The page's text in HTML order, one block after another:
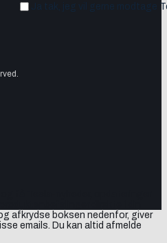
Ja tak, jeg vil gerne modtage
afkrydse boksen nedenfor, giver
emails. Du kan altid afmelde